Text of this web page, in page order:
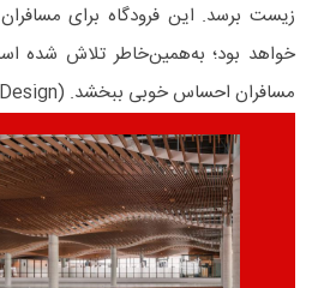
زیست برسد. این فرودگاه برای مسافران
خواهد بود؛ به‌همین‌خاطر تلاش شده
مسافران احساس خوبی ببخشد. (Yanko Design)